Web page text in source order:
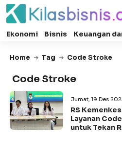
Ekonomi Bisnis Keuangan
Home Tag Code Stroke
Code Stroke
Jumat, 19 Des
RS
Layanan
untuk Tekan